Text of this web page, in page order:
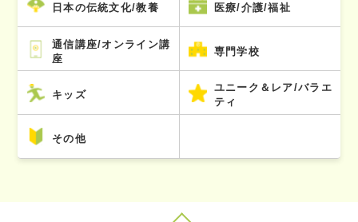
日本の伝統文化/教養 医療/介護/福祉
通信講座/オンライン講
座
専門学校
キッズ
ユニーク＆レア/バラエ
ティ
その他